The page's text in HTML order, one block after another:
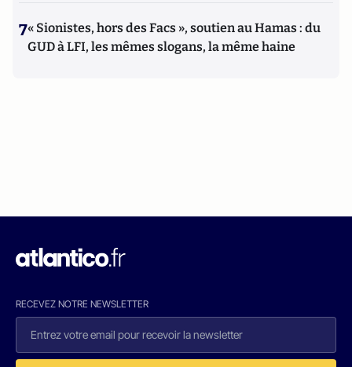
7« Sionistes, hors des Facs », soutien au Hamas : du
GUD à LFI, les mêmes slogans, la même haine
RECEVEZ NOTRE NEWSLETTER